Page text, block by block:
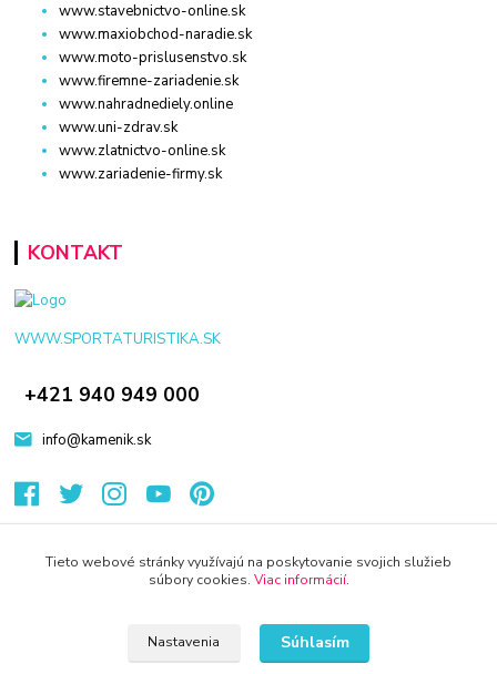
www.stavebnictvo-online.sk
www.maxiobchod-naradie.sk
www.moto-prislusenstvo.sk
www.firemne-zariadenie.sk
www.nahradnediely.online
www.uni-zdrav.sk
www.zlatnictvo-online.sk
www.zariadenie-firmy.sk
KONTAKT
WWW.SPORTATURISTIKA.SK
+421 940 949 000
info@kamenik.sk
Tieto webové stránky využívajú na poskytovanie svojich služieb
súbory cookies. Viac informácií.
Nastavenia Súhlasím